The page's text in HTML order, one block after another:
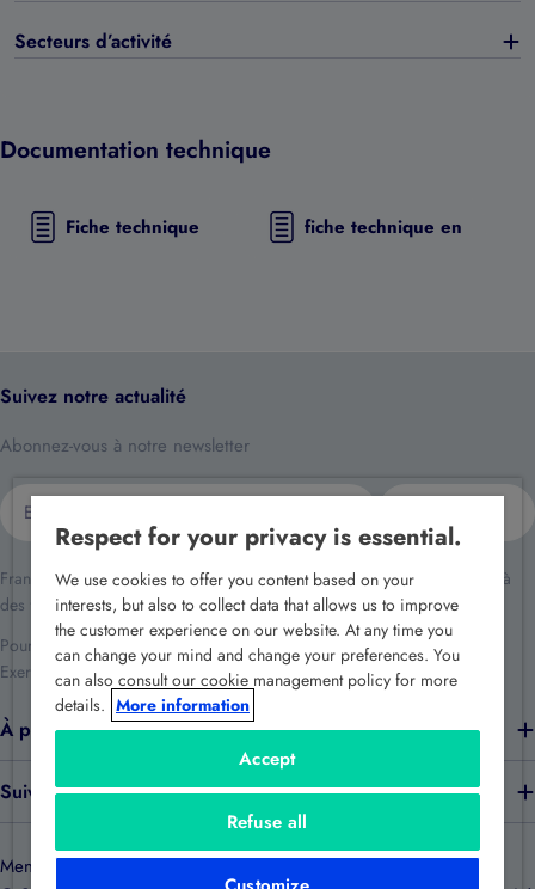
Secteurs d’activité
Documentation technique
Fiche technique fiche technique en
Suivez notre actualité
Abonnez-vous à notre newsletter
mail
France Sécurité traite vos données dans le cadre de la relation client et à
des fins de prospection commerciale.
Pour en savoir plus reportez-vous à notre
politique de confidentialité
Exercez vos droits en écrivant àrgpd@france-securite.fr .
À propos de nous
Suivez-nous
Mentions légalesPolitique de confidentialitéPolitique de cookies
Respect for your privacy is essential.
We use cookies to offer you content based on your
interests, but also to collect data that allows us to improve
the customer experience on our website. At any time you
can change your mind and change your preferences. You
can also consult our cookie management policy for more
details. More information
Accept
Refuse all